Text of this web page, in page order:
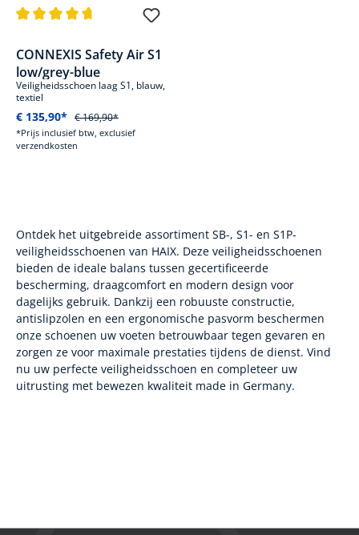
CONNEXIS Safety Air S1
low/grey-blue
Veiligheidsschoen laag S1, blauw,
textiel
€ 135,90* € 169,90*
*Prijs inclusief btw, exclusief
verzendkosten
Ontdek het uitgebreide assortiment SB-, S1- en S1P-
veiligheidsschoenen van HAIX. Deze veiligheidsschoenen
bieden de ideale balans tussen gecertificeerde
bescherming, draagcomfort en modern design voor
dagelijks gebruik. Dankzij een robuuste constructie,
antislipzolen en een ergonomische pasvorm beschermen
onze schoenen uw voeten betrouwbaar tegen gevaren en
zorgen ze voor maximale prestaties tijdens de dienst. Vind
nu uw perfecte veiligheidsschoen en completeer uw
uitrusting met bewezen kwaliteit made in Germany.